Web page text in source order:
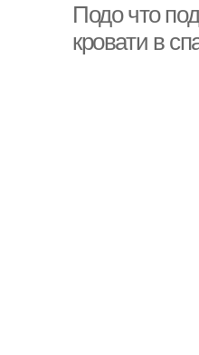
Подо что
кровати в